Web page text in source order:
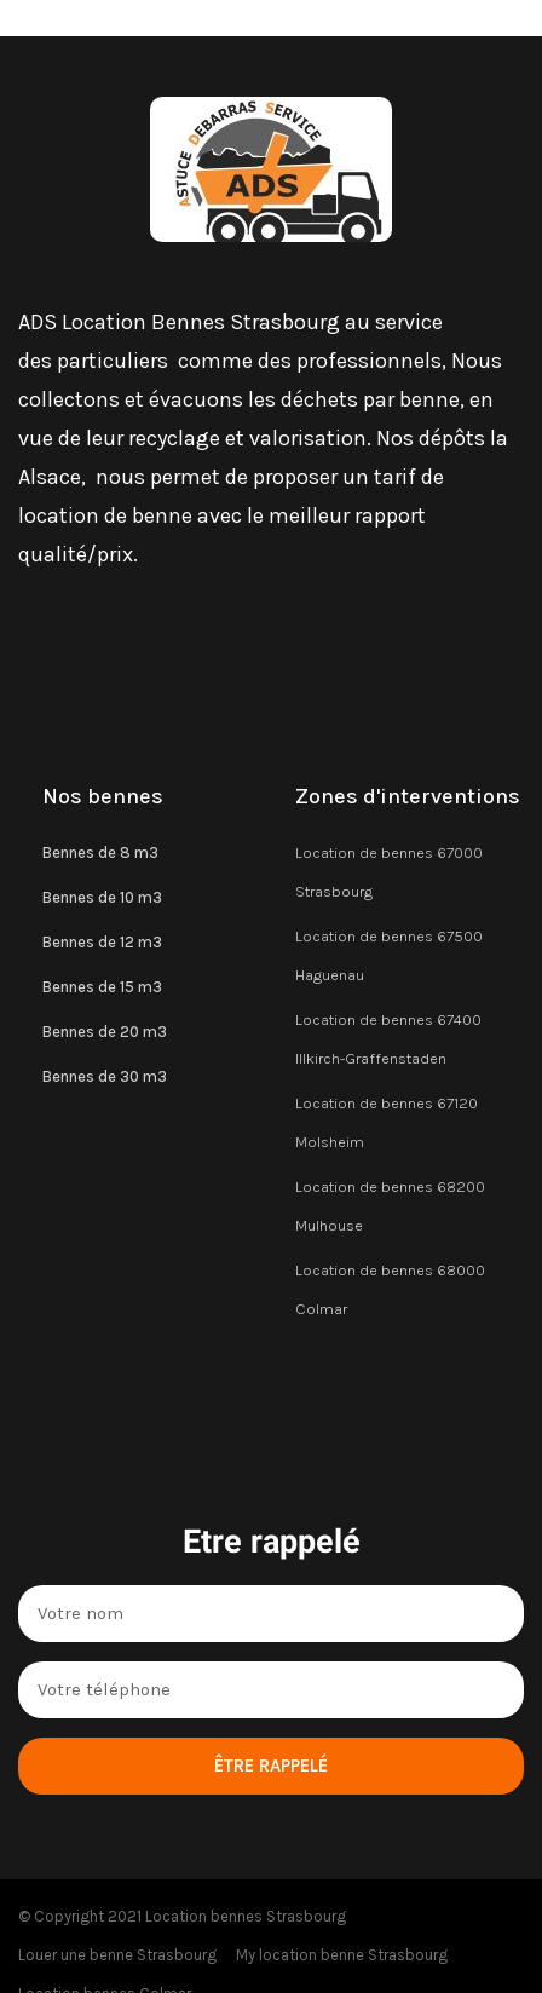
ADS Location Bennes Strasbourg au service
des particuliers comme des professionnels, Nous
collectons et évacuons les déchets par benne, en
vue de leur recyclage et valorisation. Nos dépôts la
Alsace, nous permet de proposer un tarif de
location de benne avec le meilleur rapport
qualité/prix.
Nos bennes
Bennes de 8 m3
Bennes de 10 m3
Bennes de 12 m3
Bennes de 15 m3
Bennes de 20 m3
Bennes de 30 m3
Zones d'interventions
Location de bennes 67000
Strasbourg
Location de bennes 67500
Haguenau
Location de bennes 67400
Illkirch-Graffenstaden
Location de bennes 67120
Molsheim
Location de bennes 68200
Mulhouse
Location de bennes 68000
Colmar
Etre rappelé
ÊTRE RAPPELÉ
© Copyright 2021 Location bennes Strasbourg
Louer une benne Strasbourg My location benne Strasbourg